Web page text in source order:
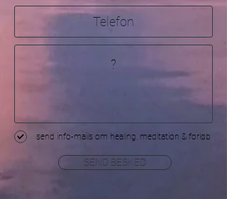
send info-mails om healing, meditation & forløb
SEND BESKED